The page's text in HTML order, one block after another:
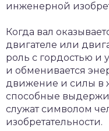
инженерной
Когда вал
двигателе или
роль с гордостью и
и обменивается
движение и силы в
способные
служат символом
изобретательности.